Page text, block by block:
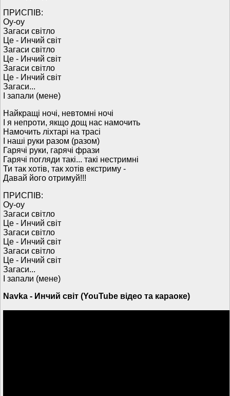
ПРИСПІВ:
Оу-оу
Загаси світло
Це - Инчий світ
Загаси світло
Це - Инчий світ
Загаси світло
Це - Инчий світ
Загаси...
І запали (мене)
Найкращі ночі, невтомні ночі
І я непроти, якщо дощ нас намочить
Намочить ліхтарі на трасі
І наші руки разом (разом)
Гарячі руки, гарячі фрази
Гарячі погляди такі... такі нестримні
Ти так хотів, так хотів екстриму -
Давай його отримуй!!!
ПРИСПІВ:
Оу-оу
Загаси світло
Це - Инчий світ
Загаси світло
Це - Инчий світ
Загаси світло
Це - Инчий світ
Загаси...
І запали (мене)
Navka - Инчий світ (YouTube відео та караоке)